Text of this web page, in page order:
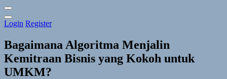
Toggle
Theme
Login Register
Bagaimana Algoritma Menjalin
Kemitraan Bisnis yang Kokoh untuk
UMKM?